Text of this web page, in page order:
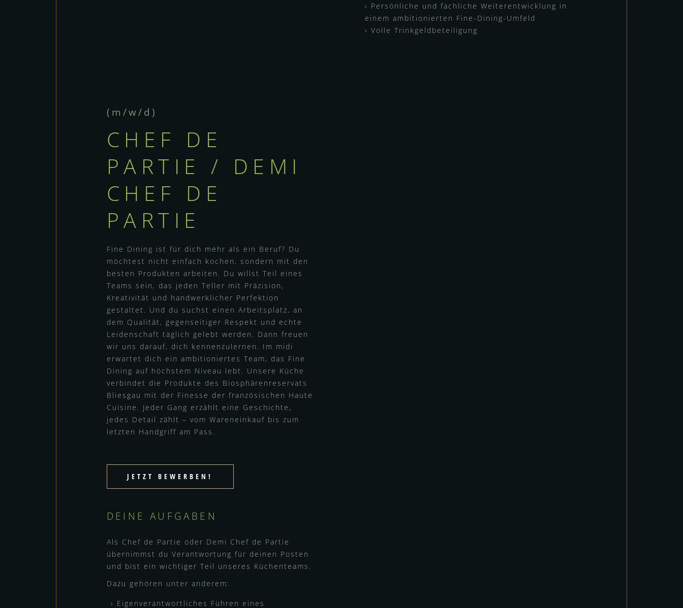
Persönliche und fachliche Weiterentwicklung in
einem ambitionierten Fine-Dining-Umfeld
Volle Trinkgeldbeteiligung
(m/w/d)
CHEF DE
PARTIE / DEMI
CHEF DE
PARTIE
Fine Dining ist für dich mehr als ein Beruf? Du
möchtest nicht einfach kochen, sondern mit den
besten Produkten arbeiten. Du willst Teil eines
Teams sein, das jeden Teller mit Präzision,
Kreativität und handwerklicher Perfektion
gestaltet. Und du suchst einen Arbeitsplatz, an
dem Qualität, gegenseitiger Respekt und echte
Leidenschaft täglich gelebt werden. Dann freuen
wir uns darauf, dich kennenzulernen. Im midi
erwartet dich ein ambitioniertes Team, das Fine
Dining auf höchstem Niveau lebt. Unsere Küche
verbindet die Produkte des Biosphärenreservats
Bliesgau mit der Finesse der französischen Haute
Cuisine. Jeder Gang erzählt eine Geschichte,
jedes Detail zählt – vom Wareneinkauf bis zum
letzten Handgriff am Pass.
JETZT BEWERBEN!
DEINE AUFGABEN
Als Chef de Partie oder Demi Chef de Partie
übernimmst du Verantwortung für deinen Posten
und bist ein wichtiger Teil unseres Küchenteams.
Dazu gehören unter anderem:
Eigenverantwortliches Führen eines